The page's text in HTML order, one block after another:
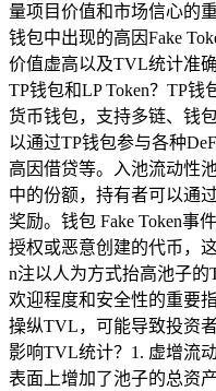
量项目价值和市场信心的
钱包中出现的高因Fake
价值虚高以及TVL统计准
TP钱包和LP Token？TP
货币钱包，支持多链、钱
以通过TP钱包参与各种
高因借贷等。入池流动性
中的份额，持有者可以通
奖励。钱包 Fake Token事
授权或恶意创建的代币，
n注以人为方式抬高池子
欢迎程度和安全性的重要
操纵TVL，可能导致投资
影响TVL统计？1. 虚增流
表面上增加了池子的总资